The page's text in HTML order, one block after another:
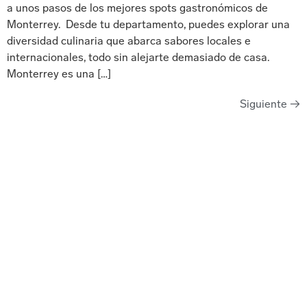
a unos pasos de los mejores spots gastronómicos de
Monterrey. Desde tu departamento, puedes explorar una
diversidad culinaria que abarca sabores locales e
internacionales, todo sin alejarte demasiado de casa.
Monterrey es una […]
Siguiente →